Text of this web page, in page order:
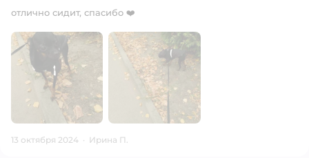
отлично сидит, спасибо ❤️
13 октября 2024 · Ирина П.